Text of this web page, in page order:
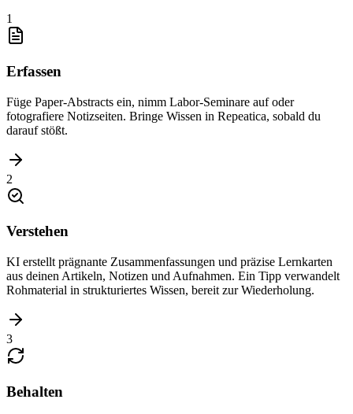
1
Erfassen
Füge Paper-Abstracts ein, nimm Labor-Seminare auf oder
fotografiere Notizseiten. Bringe Wissen in Repeatica, sobald du
darauf stößt.
2
Verstehen
KI erstellt prägnante Zusammenfassungen und präzise Lernkarten
aus deinen Artikeln, Notizen und Aufnahmen. Ein Tipp verwandelt
Rohmaterial in strukturiertes Wissen, bereit zur Wiederholung.
3
Behalten